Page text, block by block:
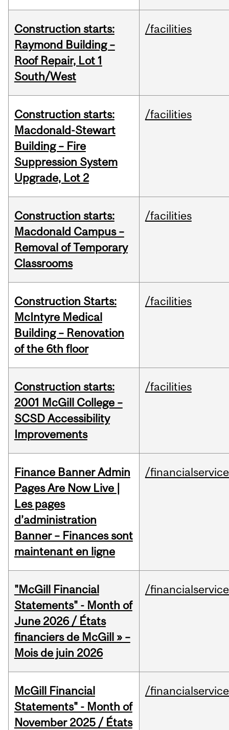
Construction starts:
Raymond Building –
Roof Repair, Lot 1
South/West
/facilities
Construction starts:
Macdonald-Stewart
Building – Fire
Suppression System
Upgrade, Lot 2
/facilities
Construction starts:
Macdonald Campus –
Removal of Temporary
Classrooms
/facilities
Construction Starts:
McIntyre Medical
Building – Renovation
of the 6th floor
/facilities
Construction starts:
2001 McGill College –
SCSD Accessibility
Improvements
/facilities
Finance Banner Admin
Pages Are Now Live |
Les pages
d’administration
Banner – Finances sont
maintenant en ligne
/
"McGill Financial
Statements" - Month of
June 2026 / États
financiers de McGill » –
Mois de juin 2026
/
McGill Financial
Statements" - Month of
November 2025 / États
/